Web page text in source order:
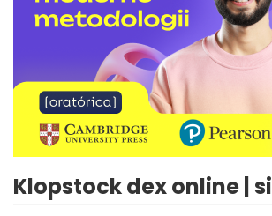
Klopstock dex online |